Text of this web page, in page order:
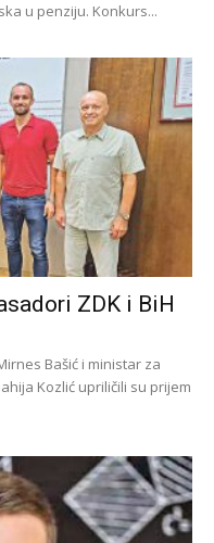
u penziju. Konkurs...
ZDK i BiH
Bašić i ministar za
Kozlić upriličili su prijem